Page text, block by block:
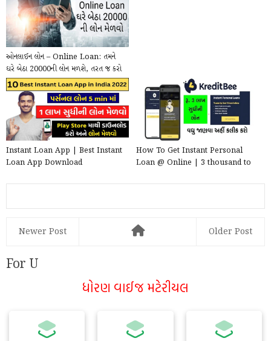
ઓનલાઈન લોન – Online Loan: તમને
ઘરે બેઠા 20000ની લોન મળશે, તરત જ કરો
આ કામ
Instant Loan App | Best Instant
Loan App Download
How To Get Instant Personal
Loan @ Online | 3 thousand to
Newer Post Older Post
For U
ધોરણ વાઈજ મટેરીયલ